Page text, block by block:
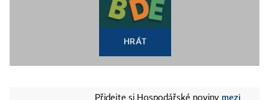
HRÁT
Přidejte si Hospodářské noviny mezi